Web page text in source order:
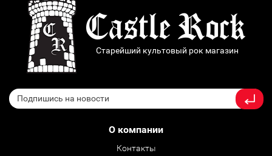
Старейший культовый рок магазин
О компании
Контакты